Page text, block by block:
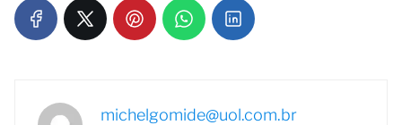
michelgomide@uol.com.br